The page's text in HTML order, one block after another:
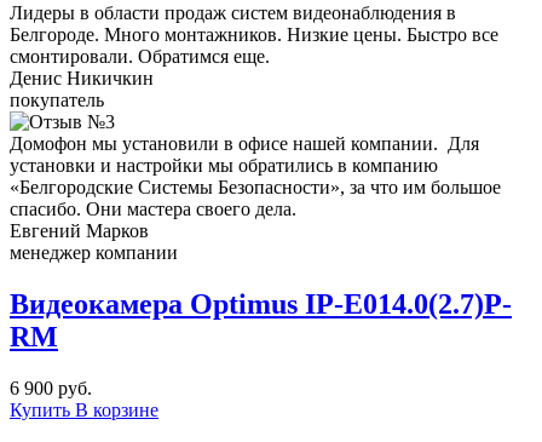
Лидеры в области продаж систем видеонаблюдения в
Белгороде. Много монтажников. Низкие цены. Быстро все
смонтировали. Обратимся еще.
Денис Никичкин
покупатель
Домофон мы установили в офисе нашей компании. Для
установки и настройки мы обратились в компанию
«Белгородские Системы Безопасности», за что им большое
спасибо. Они мастера своего дела.
Евгений Марков
менеджер компании
Видеокамера Optimus IP-E014.0(2.7)Р-
RM
6 900 руб.
Купить В корзине